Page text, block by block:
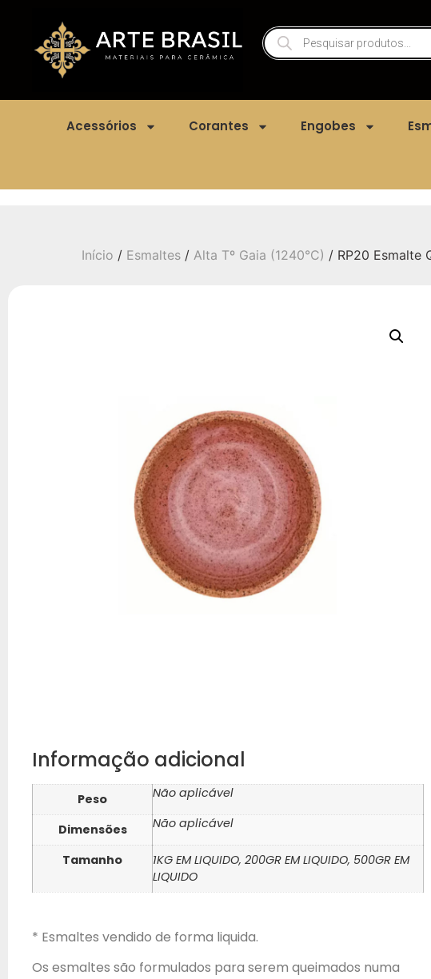
Acessórios Corantes Engobes
Início / Esmaltes / Alta Tº Gaia (1240°C) / RP20 Esmalte
Informação adicional
Peso Não aplicável
Dimensões Não aplicável
Tamanho
1KG EM LIQUIDO, 200GR EM LIQUIDO, 500GR EM
LIQUIDO
* Esmaltes vendido de forma liquida.
Os esmaltes são formulados para serem queimados numa